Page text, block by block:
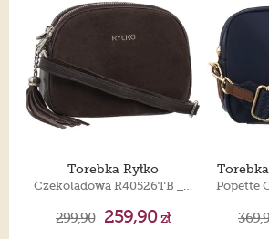
duża torba typu shopper bag, która jak
pomieści nawet zakupy. Na specjalne
stroju, najlepsza będzie kopertówka.
kolorów jest nieskończenie wiele.
Niezależnie od tego ile już torebek
zawsze znajdziemy taką, którą musimy
jest tak?
Torebka Ryłko
Czekoladowa R40526TB _2LK
299,90 259,90zł